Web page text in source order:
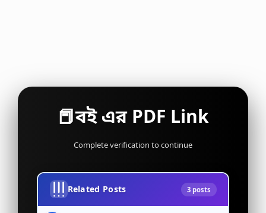
📕বই এর PDF Link
Complete verification to continue
Related Posts 3 posts